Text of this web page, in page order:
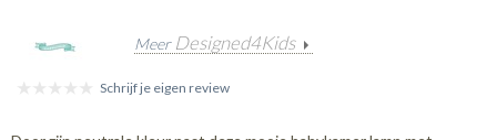
Meer Designed4Kids
Schrijf je eigen review